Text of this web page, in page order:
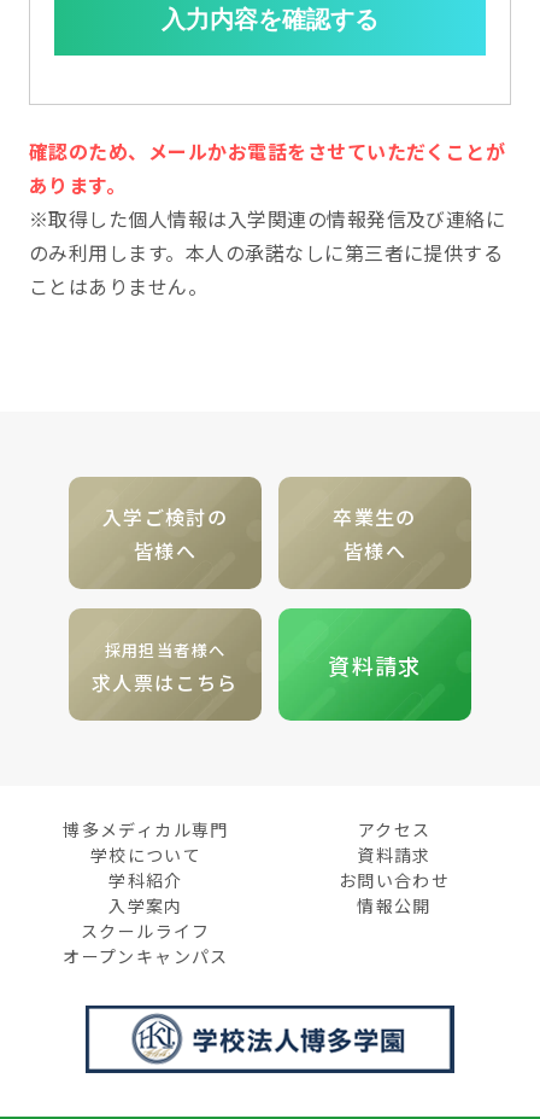
確認のため、メールかお電話をさせていただくことが
あります。
※取得した個人情報は入学関連の情報発信及び連絡に
のみ利用します。本人の承諾なしに第三者に提供する
ことはありません。
入学ご検討の
皆様へ
卒業生の
皆様へ
採用担当者様へ
求人票はこちら
資料請求
博多メディカル専門
学校について
学科紹介
入学案内
スクールライフ
オープンキャンパス
アクセス
資料請求
お問い合わせ
情報公開